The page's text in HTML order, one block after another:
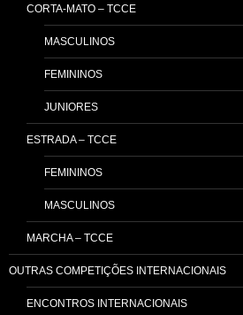
CORTA-MATO – TCCE
MASCULINOS
FEMININOS
JUNIORES
ESTRADA – TCCE
FEMININOS
MASCULINOS
MARCHA – TCCE
OUTRAS COMPETIÇÕES INTERNACIONAIS
ENCONTROS INTERNACIONAIS